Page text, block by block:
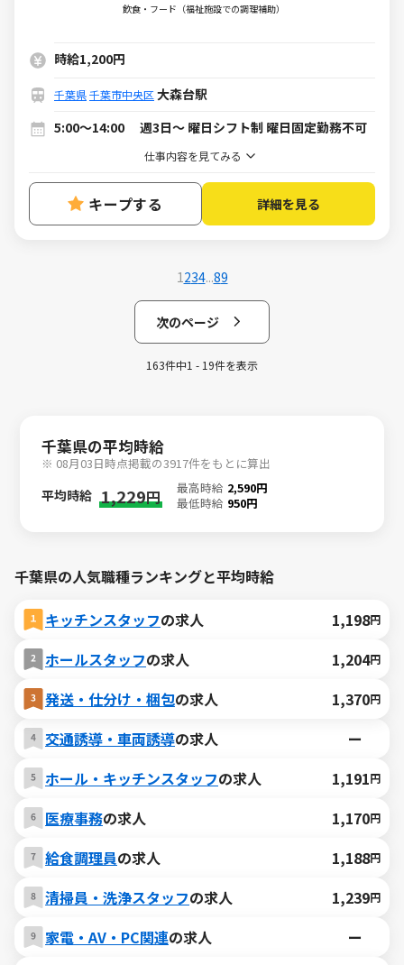
イト・パート）求人
飲食・フード（福祉施設での調理補助）
時給1,200円
千葉県千葉市中央区 大森台駅
5:00～14:00 週3日～ 曜日シフト制 曜日固定勤務不可
仕事内容を見てみる
キープする 詳細を見る
1234...89
次のページ
163件中1 - 19件を表示
千葉県の平均時給
※ 08月03日時点掲載の3917件をもとに算出
平均時給 1,229円 最高時給 2,590円
最低時給 950円
千葉県の人気職種ランキングと平均時給
キッチンスタッフの求人 1,198円
ホールスタッフの求人 1,204円
発送・仕分け・梱包の求人 1,370円
交通誘導・車両誘導の求人
ー
ホール・キッチンスタッフの求人 1,191円
医療事務の求人 1,170円
給食調理員の求人 1,188円
清掃員・洗浄スタッフの求人 1,239円
家電・AV・PC関連の求人
ー